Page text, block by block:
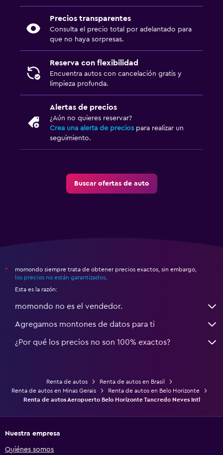
Precios transparentes
Consulta el precio total por adelantado para
que no haya sorpresas.
Reserva con flexibilidad
Encuentra autos con cancelación gratis y
limpieza profunda.
Alertas de precios
¿Aún no quieres reservar?
Crea una alerta de precios para realizar un
seguimiento.
Buscar ofertas de auto
*
momondo siempre trata de obtener precios exactos, sin embargo,
los precios no están garantizados.
Esta es la razón:
momondo no es el vendedor.
Agregamos montones de datos para ti
¿Por qué los precios no son 100% exactos?
Renta de autos
Renta de autos en Brasil
Renta de autos en Minas Gerais
Renta de autos en Belo Horizonte
Renta de autos Aeropuerto Belo Horizonte Tancredo Neves Intl
Nuestra empresa
Quiénes somos